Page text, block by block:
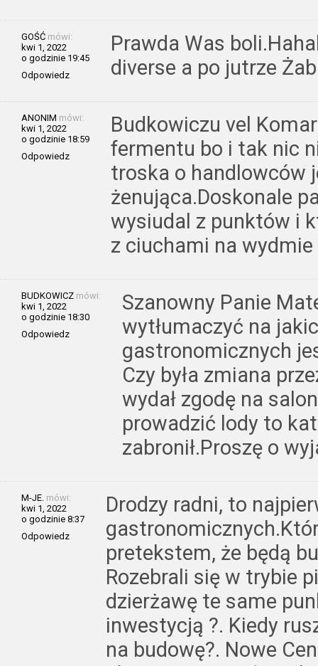
GOŚĆ mówi:
kwi 1, 2022
o godzinie 19:45
Odpowiedz
Prawda Was
diverse a po jutrze
ANONIM mówi:
kwi 1, 2022
o godzinie 18:59
Odpowiedz
Budkowiczu vel
fermentu bo i tak nic
troska o handlowców
żenująca.Doskonale
wysiudal z punktów i
z ciuchami na wydmie
BUDKOWICZ mówi:
kwi 1, 2022
o godzinie 18:30
Odpowiedz
Szanowny Panie
wytłumaczyć na
gastronomicznych
Czy była zmiana
wydał zgodę na
prowadzić lody to
zabronił.Proszę o
M-JE. mówi:
kwi 1, 2022
o godzinie 8:37
Odpowiedz
Drodzy radni, to
pretekstem, że będą
Rozebrali się w trybie
dzierżawę te same
inwestycją ?. Kiedy
na budowę?. Nowe